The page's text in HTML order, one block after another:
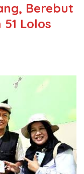
Berebut
Lolos